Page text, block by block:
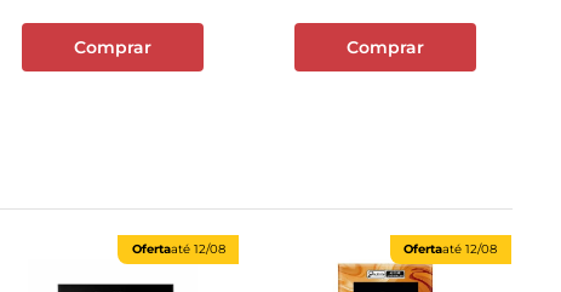
Comprar Comprar
Ofertaaté 12/08 Ofertaaté12/08